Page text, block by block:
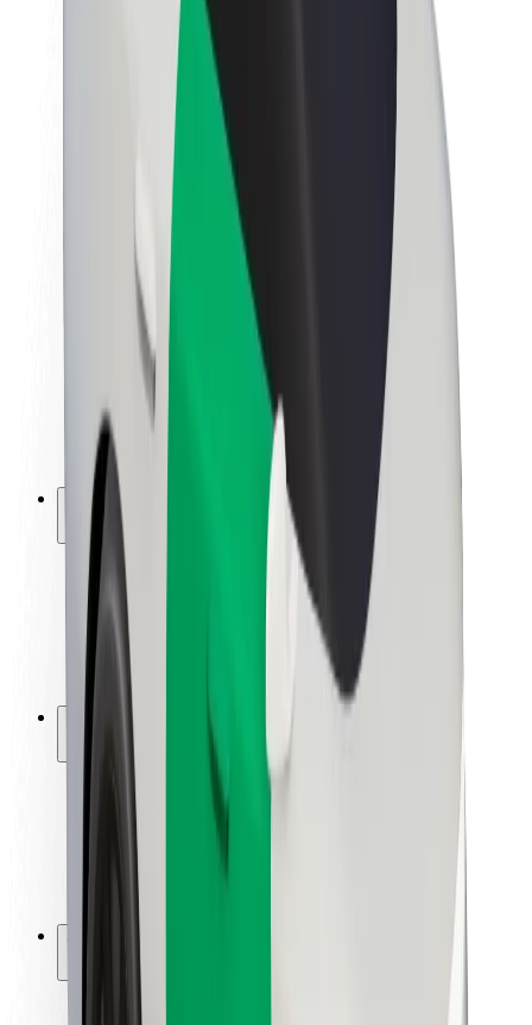
Informazioni Su Bolt
Sostenibilità in Bolt
Project Zero
Sala stampa
Linee guida del marchio
Missione
Relazioni con gli investitori
Leadership
Marca
Media
Fondo Urban
Sicurezza
Viaggia in sicurezza
Guida in sicurezza
Vai in sicurezza
Laboratorio sulla Sicurezza
Città
Posizioni
Soluzioni Per la Città
Aeroporti
Stazioni di ricarica
Per i Guidatori